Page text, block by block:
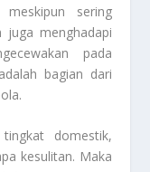
meskipun sering
juga menghadapi
pada
bagian dari
domestik,
kesulitan. Maka